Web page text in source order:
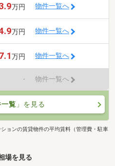
万円 物件一覧へ
万円 物件一覧へ
万円 物件一覧へ
- 物件一覧へ
覧 」を見る
ョンの賃貸物件の平均賃料（管理費・駐車
場を見る